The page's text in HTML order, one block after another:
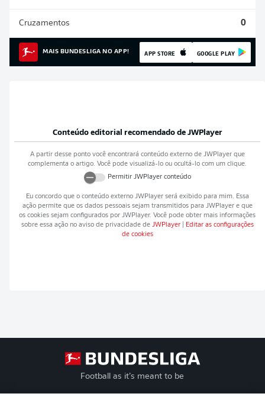
Cruzamentos 0
MAIS BUNDESLIGA NO APP! APP STORE GOOGLE PLAY
Conteúdo editorial recomendado de JWPlayer
A partir desse ponto você encontrará conteúdo externo de JWPlayerque
complementa o artigo. Você pode visualizá-lo ou ocultá-lo com um clique.
Permitir JWPlayerconteúdo
Eu concordo que o conteúdo externo JWPlayerserá exibido para mim. Essa
ação permite que os dados pessoais sejam transmitidos para JWPlayere que
os cookies sejam configurados por JWPlayer. Você pode obter mais informações
sobre essa ação no aviso de privacidade de JWPlayer
Editar as configurações
de cookies
Football as it’s meant to be